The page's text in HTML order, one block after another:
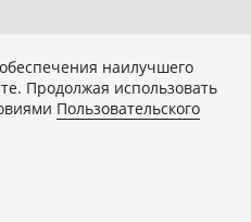
наилучшего
Продолжая использовать
Пользовательского